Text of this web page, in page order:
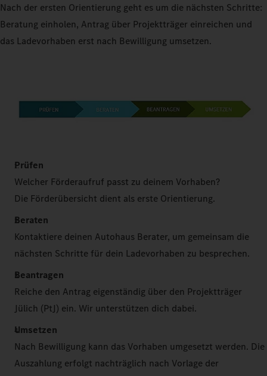
Nach der ersten Orientierung geht es um die nächsten Schritte:
Beratung einholen, Antrag über Projektträger einreichen und
das Ladevorhaben erst nach Bewilligung umsetzen.
Prüfen
Welcher Förderaufruf passt zu deinem Vorhaben?
Die Förderübersicht dient als erste Orientierung.
Beraten
Kontaktiere deinen Autohaus Berater, um gemeinsam die
nächsten Schritte für dein Ladevorhaben zu besprechen.
Beantragen
Reiche den Antrag eigenständig über den Projektträger
Jülich (PtJ) ein. Wir unterstützen dich dabei.
Umsetzen
Nach Bewilligung kann das Vorhaben umgesetzt werden. Die
Auszahlung erfolgt nachträglich nach Vorlage der